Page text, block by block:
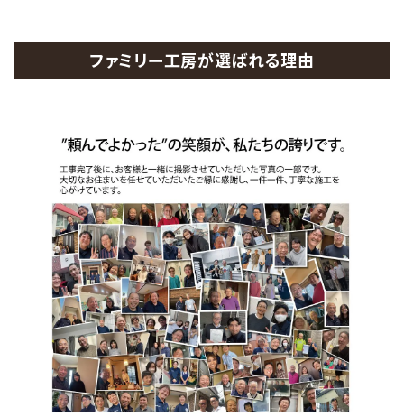
ファミリー工房が選ばれる理由